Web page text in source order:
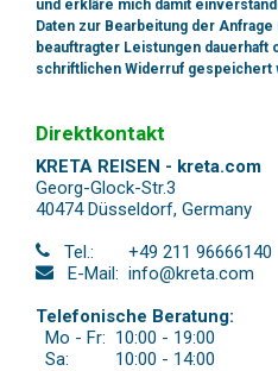
und erkläre mich damit
Daten zur Bearbeitung der
beauftragter Leistungen dauerhaft
schriftlichen Widerruf gespeichert
Direktkontakt
KRETA REISEN - kreta.com
Georg-Glock-Str.3
40474 Düsseldorf, Germany
Tel.:
+49 211 96666140
E-Mail: info@kreta.com
Telefonische Beratung:
Mo - Fr: 10:00 - 19:00
Sa:
10:00 - 14:00